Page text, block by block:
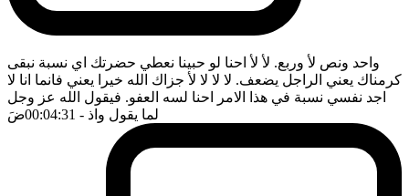
واحد ونص لأ وربع. لأ لأ احنا لو حبينا نعطي حضرتك اي نسبة نبقى
كرمناك يعني الراجل يضعف. لا لا لا لأ جزاك الله خيرا يعني فانما انا لا
اجد نفسي نسبة في هذا الامر احنا لسه العفو. فيقول الله عز وجل
لما يقول واذ - 00:04:31 ضَ